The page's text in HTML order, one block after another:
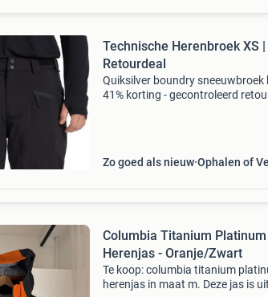
Technische Herenbroek XS
Retourdeal
Quiksilver boundry sneeuwbroek
41% korting - gecontroleerd
Zo goed als nieuw Ophalen of
Columbia Titanium
Herenjas - Oranje/Zwart
Te koop: columbia titanium
herenjas in maat m. Deze jas is